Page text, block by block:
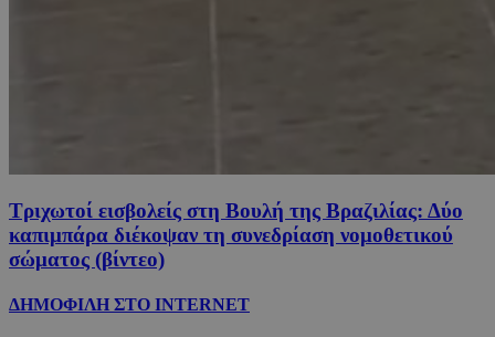
Τριχωτοί εισβολείς στη Βουλή της Βραζιλίας: Δύο
καπιμπάρα διέκοψαν τη συνεδρίαση νομοθετικού
σώματος (βίντεο)
ΔΗΜΟΦΙΛΗ ΣΤΟ INTERNET